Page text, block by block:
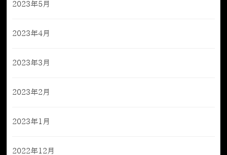
2023年5月
2023年4月
2023年3月
2023年2月
2023年1月
2022年12月